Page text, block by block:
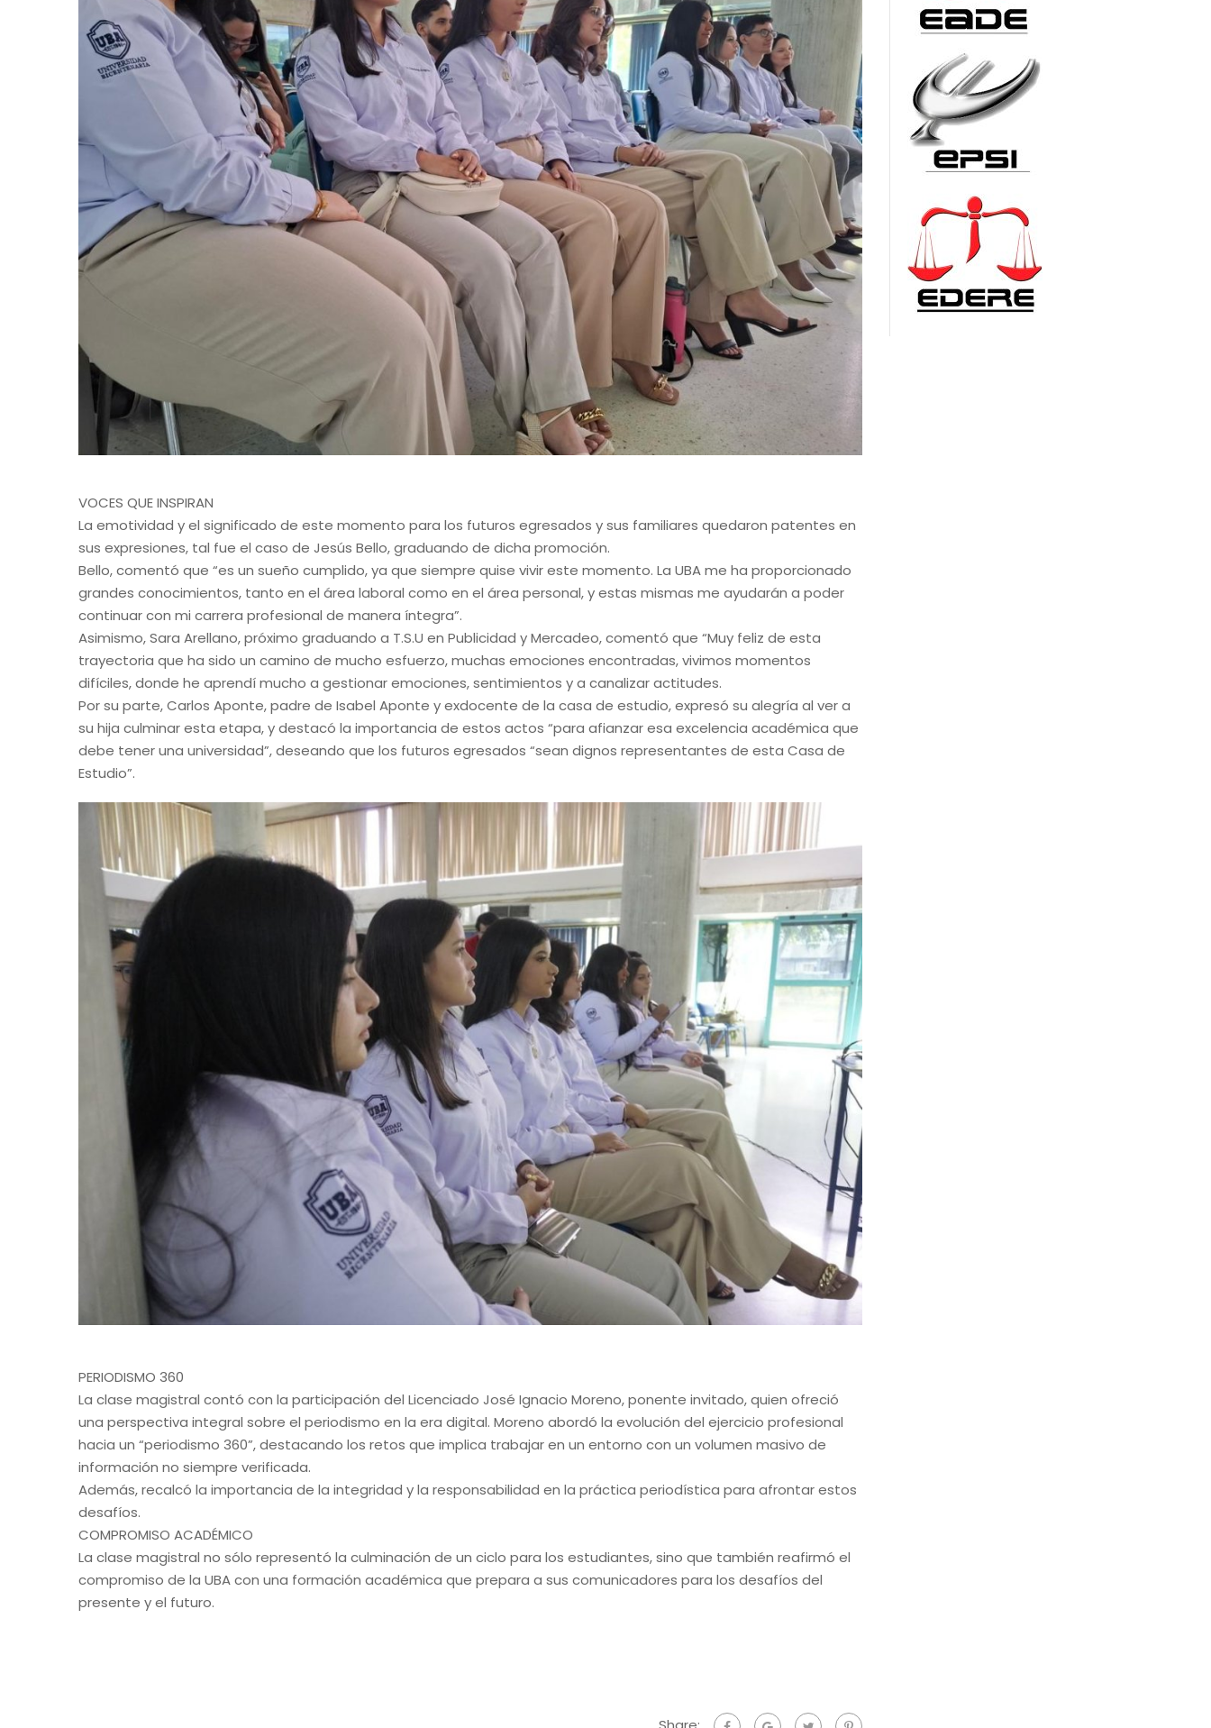
VOCES QUE INSPIRAN
La emotividad y el significado de este momento para los futuros egresados y sus familiares quedaron patentes en
sus expresiones, tal fue el caso de Jesús Bello, graduando de dicha promoción.
Bello, comentó que “es un sueño cumplido, ya que siempre quise vivir este momento. La UBA me ha proporcionado
grandes conocimientos, tanto en el área laboral como en el área personal, y estas mismas me ayudarán a poder
continuar con mi carrera profesional de manera íntegra”.
Asimismo, Sara Arellano, próximo graduando a T.S.U en Publicidad y Mercadeo, comentó que “Muy feliz de esta
trayectoria que ha sido un camino de mucho esfuerzo, muchas emociones encontradas, vivimos momentos
difíciles, donde he aprendí mucho a gestionar emociones, sentimientos y a canalizar actitudes.
Por su parte, Carlos Aponte, padre de Isabel Aponte y exdocente de la casa de estudio, expresó su alegría al ver a
su hija culminar esta etapa, y destacó la importancia de estos actos “para afianzar esa excelencia académica que
debe tener una universidad”, deseando que los futuros egresados “sean dignos representantes de esta Casa de
Estudio”.
PERIODISMO 360
La clase magistral contó con la participación del Licenciado José Ignacio Moreno, ponente invitado, quien ofreció
una perspectiva integral sobre el periodismo en la era digital. Moreno abordó la evolución del ejercicio profesional
hacia un “periodismo 360”, destacando los retos que implica trabajar en un entorno con un volumen masivo de
información no siempre verificada.
Además, recalcó la importancia de la integridad y la responsabilidad en la práctica periodística para afrontar estos
desafíos.
COMPROMISO ACADÉMICO
La clase magistral no sólo representó la culminación de un ciclo para los estudiantes, sino que también reafirmó el
compromiso de la UBA con una formación académica que prepara a sus comunicadores para los desafíos del
presente y el futuro.